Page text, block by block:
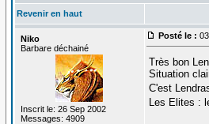
Revenir en haut
Niko
Barbare déchainé
Inscrit le: 26 Sep 2002
Messages: 4909
Posté le :
Très bon
Situation
C'est
Les Elites :